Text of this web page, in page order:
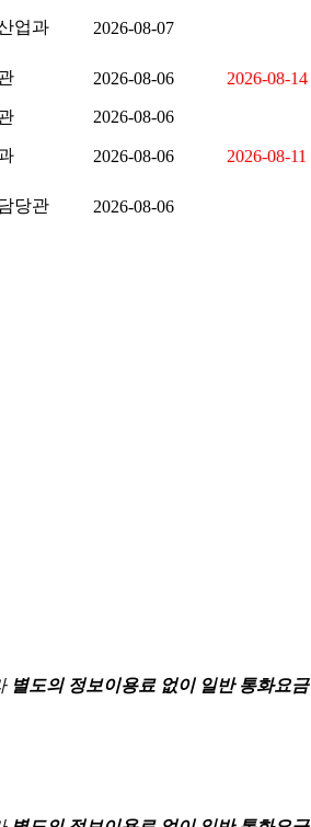
업과 2026-08-07
2026-08-06 2026-08-14
2026-08-06
2026-08-06 2026-08-11
당관
2026-08-06
별도의 정보이용료 없이 일반 통화요